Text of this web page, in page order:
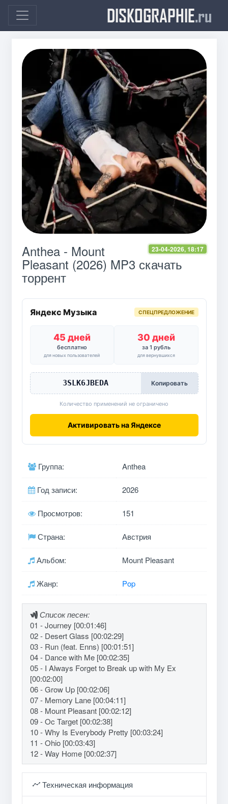
DISKOGRAPHIE.ru
23-04-2026, 18:17
Anthea - Mount
Pleasant (2026) MP3 скачать
торрент
Яндекс Музыка СПЕЦПРЕДЛОЖЕНИЕ
45 дней
бесплатно
для новых пользователей
30 дней
за 1 рубль
для вернувшихся
3SLK6JBEDA Копировать
Количество применений не ограничено
Активировать на Яндексе
Группа: Anthea
Год записи: 2026
Просмотров: 151
Страна: Австрия
Альбом: Mount Pleasant
Жанр: Pop
Список песен:
01 - Journey [00:01:46]
02 - Desert Glass [00:02:29]
03 - Run (feat. Enns) [00:01:51]
04 - Dance with Me [00:02:35]
05 - I Always Forget to Break up with My Ex
[00:02:00]
06 - Grow Up [00:02:06]
07 - Memory Lane [00:04:11]
08 - Mount Pleasant [00:02:12]
09 - Oc Target [00:02:38]
10 - Why Is Everybody Pretty [00:03:24]
11 - Ohio [00:03:43]
12 - Way Home [00:02:37]
Техническая информация